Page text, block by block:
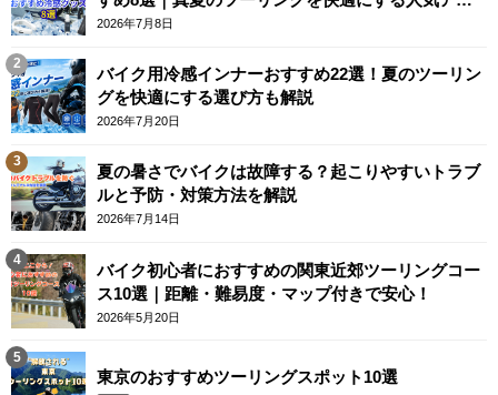
テム
2026年7月8日
バイク用冷感インナーおすすめ22選！夏のツーリン
グを快適にする選び方も解説
2026年7月20日
夏の暑さでバイクは故障する？起こりやすいトラブ
ルと予防・対策方法を解説
2026年7月14日
バイク初心者におすすめの関東近郊ツーリングコー
ス10選｜距離・難易度・マップ付きで安心！
2026年5月20日
東京のおすすめツーリングスポット10選